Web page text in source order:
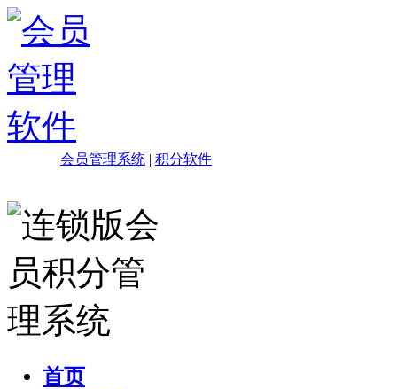
会员管理系统 | 积分软件
首页